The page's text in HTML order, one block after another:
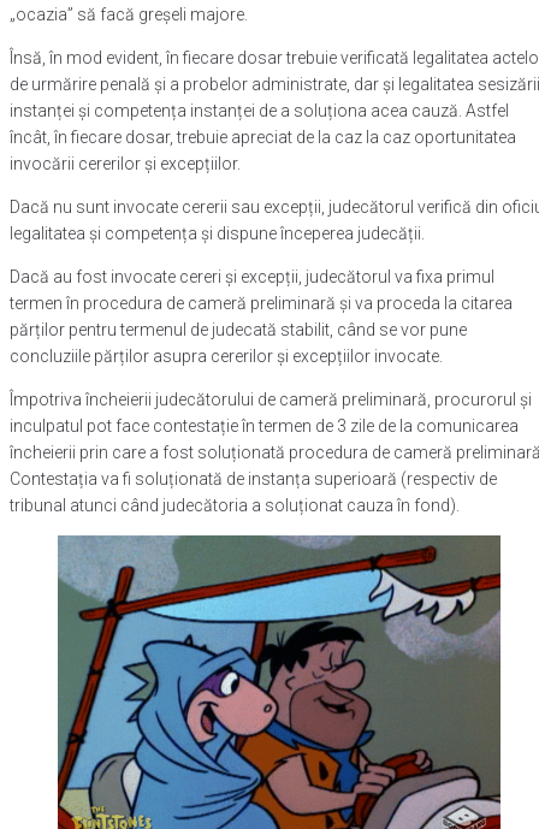
„ocazia” să facă greșeli majore.
Însă, în mod evident, în fiecare dosar trebuie verificată legalitatea
de urmărire penală și a probelor administrate, dar și legalitatea sesizării
instanței și competența instanței de a soluționa acea cauză. Astfel
încât, în fiecare dosar, trebuie apreciat de la caz la caz oportunitatea
invocării cererilor și excepțiilor.
Dacă nu sunt invocate cererii sau excepții, judecătorul verifică din
legalitatea și competența și dispune începerea judecății.
Dacă au fost invocate cereri și excepții, judecătorul va fixa primul
termen în procedura de cameră preliminară și va proceda la citarea
părților pentru termenul de judecată stabilit, când se vor pune
concluziile părților asupra cererilor și excepțiilor invocate.
Împotriva încheierii judecătorului de cameră preliminară, procurorul și
inculpatul pot face contestație în termen de 3 zile de la comunicarea
încheierii prin care a fost soluționată procedura de cameră
Contestația va fi soluționată de instanța superioară (respectiv de
tribunal atunci când judecătoria a soluționat cauza în fond).